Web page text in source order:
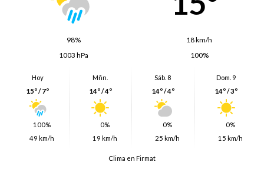
98%
18 km/h
1003 hPa
100%
Hoy
15º / 7º
100%
49 km/h
Mñn.
14º / 4º
0%
19 km/h
Sáb. 8
14º / 4º
0%
25 km/h
Dom. 9
14º / 3º
0%
15 km/h
Clima en Firmat